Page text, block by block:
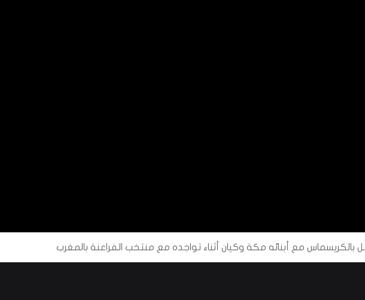
مع أبنائه مكة وكيان أثناء تواجده مع منتخب الفراعنة بالمغرب